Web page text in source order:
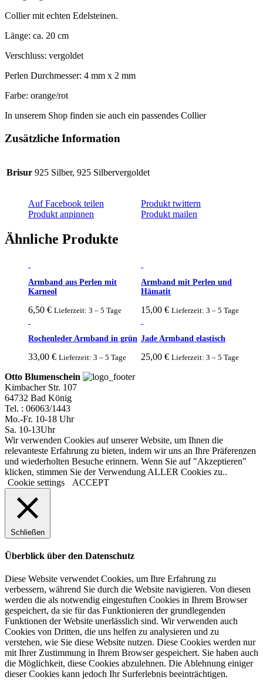
Collier mit echten Edelsteinen.
Länge: ca. 20 cm
Verschluss: vergoldet
Perlen Durchmesser: 4 mm x 2 mm
Farbe: orange/rot
In unserem Shop finden sie auch ein passendes Collier
Zusätzliche Information
Brisur 925 Silber, 925 Silbervergoldet
Auf Facebook teilen
Produkt twittern
Produkt anpinnen
Produkt mailen
Ähnliche Produkte
Armband aus Perlen mit
Karneol
6,50 € Lieferzeit: 3 – 5 Tage
Armband mit Perlen und
Hämatit
15,00€ Lieferzeit: 3 – 5 Tage
Rochenleder Armband in grün
33,00 € Lieferzeit: 3 – 5 Tage
Jade Armband elastisch
25,00€ Lieferzeit: 3 – 5 Tage
Otto Blumenschein
Kimbacher Str. 107
64732 Bad König
Tel. : 06063/1443
Mo.-Fr. 10-18 Uhr
Sa. 10-13Uhr
Wir verwenden Cookies auf unserer Website, um Ihnen die
relevanteste Erfahrung zu bieten, indem wir uns an Ihre Präferenzen
und wiederholten Besuche erinnern. Wenn Sie auf "Akzeptieren"
klicken, stimmen Sie der Verwendung ALLER Cookies zu..
Cookie settings
ACCEPT
Schließen
Überblick über den Datenschutz
Diese Website verwendet Cookies, um Ihre Erfahrung zu
verbessern, während Sie durch die Website navigieren. Von diesen
werden die als notwendig eingestuften Cookies in Ihrem Browser
gespeichert, da sie für das Funktionieren der grundlegenden
Funktionen der Website unerlässlich sind. Wir verwenden auch
Cookies von Dritten, die uns helfen zu analysieren und zu
verstehen, wie Sie diese Website nutzen. Diese Cookies werden nur
mit Ihrer Zustimmung in Ihrem Browser gespeichert. Sie haben auch
die Möglichkeit, diese Cookies abzulehnen. Die Ablehnung einiger
dieser Cookies kann jedoch Ihr Surferlebnis beeinträchtigen.